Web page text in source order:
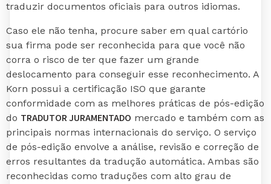
traduzir documentos oficiais para outros idiomas.
Caso ele não tenha, procure saber em qual cartório
sua firma pode ser reconhecida para que você não
corra o risco de ter que fazer um grande
deslocamento para conseguir esse reconhecimento. A
Korn possui a certificação ISO que garante
conformidade com as melhores práticas de pós-edição
do TRADUTOR JURAMENTADO mercado e também com as
principais normas internacionais do serviço. O serviço
de pós-edição envolve a análise, revisão e correção de
erros resultantes da tradução automática. Ambas são
reconhecidas como traduções com alto grau de